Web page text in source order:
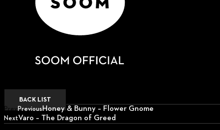
BACK LIST
PrevPreviousHoney & Bunny – Flower Gnome
NextVaro – The Dragon of Greed